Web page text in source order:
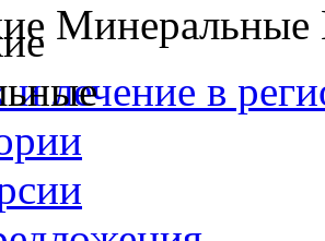
лечение в